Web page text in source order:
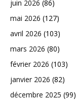
juin 2026 (86)
mai 2026 (127)
avril 2026 (103)
mars 2026 (80)
février 2026 (103)
janvier 2026 (82)
décembre 2025 (99)